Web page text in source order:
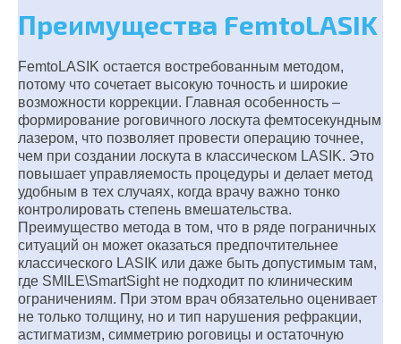
Преимущества FemtoLASIK
FemtoLASIK остается востребованным методом,
потому что сочетает высокую точность и широкие
возможности коррекции. Главная особенность –
формирование роговичного лоскута фемтосекундным
лазером, что позволяет провести операцию точнее,
чем при создании лоскута в классическом LASIK. Это
повышает управляемость процедуры и делает метод
удобным в тех случаях, когда врачу важно тонко
контролировать степень вмешательства.
Преимущество метода в том, что в ряде пограничных
ситуаций он может оказаться предпочтительнее
классического LASIK или даже быть допустимым там,
где SMILE\SmartSight не подходит по клиническим
ограничениям. При этом врач обязательно оценивает
не только толщину, но и тип нарушения рефракции,
астигматизм, симметрию роговицы и остаточную